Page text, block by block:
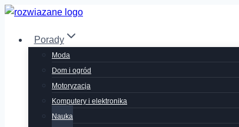
Przejdź
treści
Porady
Moda
Dom i ogród
Motoryzacja
Komputery i elektronika
Nauka